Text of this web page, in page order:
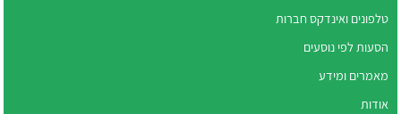
טלפונים ואינדקס חברות
הסעות לפי נוסעים
מאמרים ומידע
אודות